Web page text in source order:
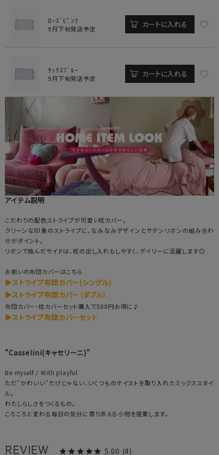
ﾛｰｽﾞﾋﾟﾝｸ
9月下旬発送予定 カートに入れる
ｻｯｸｽﾌﾞﾙｰ
9月下旬発送予定 カートに入れる
アイテム説明
こだわりの配色ストライプが可愛い枕カバー。
クリーンな印象のストライプに、なみなみデザインとサテンリボンの組み合わ
せがポイント。
リボンで結んだサイドは、枕の出し入れもしやすく、デイリーに活躍します◎
お揃いの布団カバーはこちら
▶ストライプ布団カバー(シングル)
▶ストライプ布団カバー（ダブル）
布団カバー・枕カバーセット購入で500円お得に♪
▶ストライプ布団カバーセット
"Casselini(キャセリーニ)"
Be myself / With playful
ただ"かわいい"だけじゃない、いくつものテイストを取り入れたミックススタイ
ル。
わたしらしさをつくるもの。
ころころと変わる毎日の気分に寄り添える小物を提案します。
5.00 4